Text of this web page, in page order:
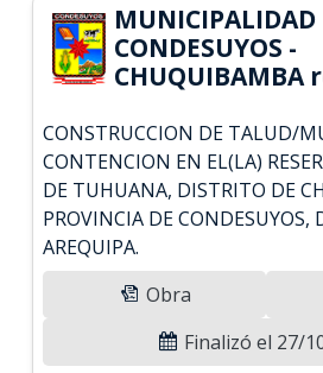
MUNICIPALIDAD
CONDESUYOS -
CHUQUIBAMBA
CONSTRUCCION DE TALUD/
CONTENCION EN EL(LA)
DE TUHUANA, DISTRITO DE
PROVINCIA DE CONDESUYOS,
AREQUIPA.
Obra
Finalizó el 27/